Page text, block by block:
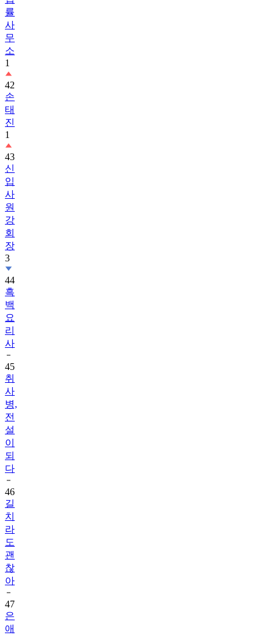
률
사
무
소
1
42
손
태
진
1
43
신
입
사
원
강
회
장
3
44
흑
백
요
리
사
45
취
사
병,
전
설
이
되
다
46
길
치
라
도
괜
찮
아
47
은
애